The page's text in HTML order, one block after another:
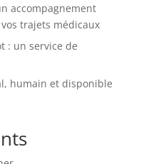
accompagnement
trajets médicaux
: un service de
humain et disponible